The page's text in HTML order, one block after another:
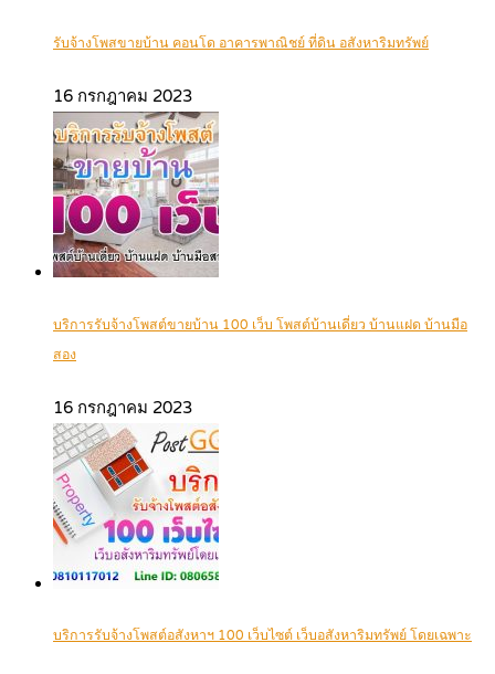
รับจ้างโพสขายบ้าน คอนโด อาคารพาณิชย์ ที่ดิน อสังหาริมทรัพย์
16 กรกฎาคม 2023
บริการรับจ้างโพสต์ขายบ้าน 100 เว็บ โพสต์บ้านเดี่ยว บ้านแฝด บ้านมือ
สอง
16 กรกฎาคม 2023
บริการรับจ้างโพสต์อสังหาฯ 100 เว็บไซต์ เว็บอสังหาริมทรัพย์ โดยเฉพาะ